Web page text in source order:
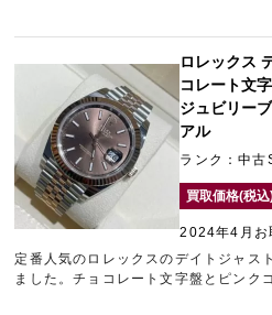
ます。ブレス部分に擦れが見受けられ
利用くださいませ。
ロレックス
コレート文
ジュビリー
アル
ランク：中古
買取価格(税込
2024年4月お
定番人気のロレックスのデイトジャス
ました。チョコレート文字盤とピンク
の方が多くいらっしゃいます。需要の